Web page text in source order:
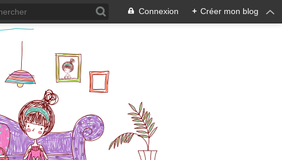
Connexion + Créer mon blog